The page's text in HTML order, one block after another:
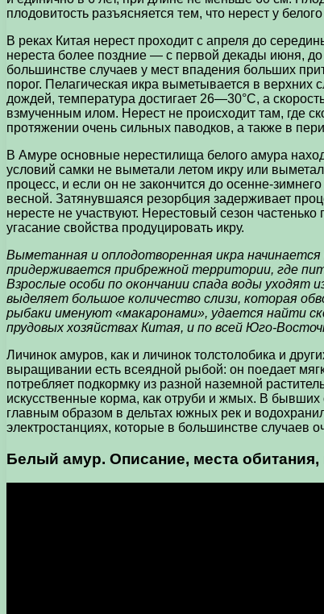
плодовитость разъясняется тем, что нерест у
В реках Китая нерест проходит с апреля до
нереста более поздние — с первой декады июня,
большинстве случаев у мест впадения больших
порог. Пелагическая икра выметывается в
дождей, температура достигает 26—30°С, а
взмученным илом. Нерест не происходит там, где
протяжении очень сильных паводков, а также в
В Амуре основные нерестилища белого амура
условий самки не выметали летом икру или
процесс, и если он не закончится до осенне-
весной. Затянувшаяся резорбция задерживает
нересте не участвуют. Нерестовый сезон
угасание свойства продуцировать икру.
Выметанная и оплодотворенная икра
придерживается прибрежной территории, где
Взрослые особи по окончании спада воды уходят
выделяет большое количество слизи, которая
рыбаки именуют «макаронами», удается найти
прудовых хозяйствах Китая, и по всей Юго-
Личинок амуров, как и личинок толстолобика и
выращивании есть всеядной рыбой: он поедает
потребляет подкормку из разной наземной
искусственные корма, как отруби и жмых. В бывших
главным образом в дельтах южных рек и
электростанциях, которые в большинстве случаев
Белый амур. Описание, места